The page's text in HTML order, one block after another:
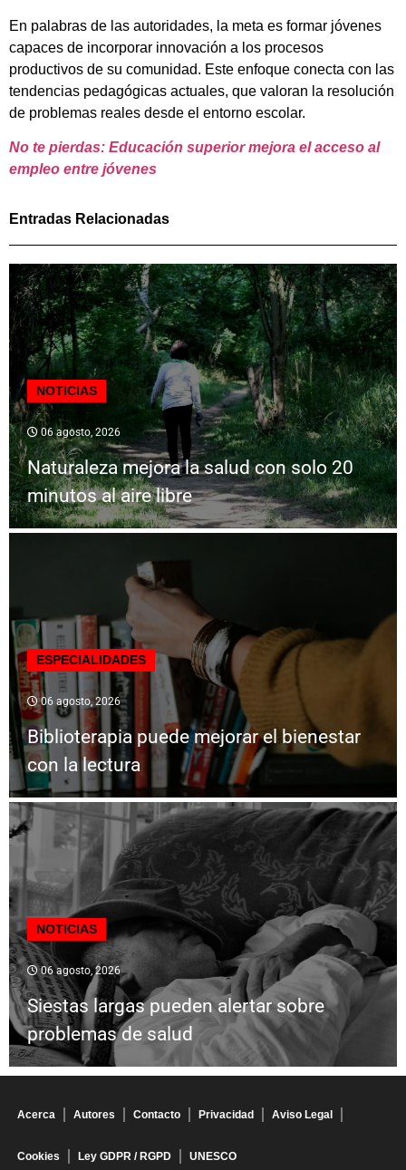
En palabras de las autoridades, la meta es formar jóvenes
capaces de incorporar innovación a los procesos
productivos de su comunidad. Este enfoque conecta con las
tendencias pedagógicas actuales, que valoran la resolución
de problemas reales desde el entorno escolar.
No te pierdas: Educación superior mejora el acceso al
empleo entre jóvenes
Entradas Relacionadas
NOTICIAS
06 agosto, 2026
Naturaleza mejora la salud con solo 20
minutos al aire libre
ESPECIALIDADES
06 agosto, 2026
Biblioterapia puede mejorar el bienestar
con la lectura
NOTICIAS
06 agosto, 2026
Siestas largas pueden alertar sobre
problemas de salud
Acerca Autores Contacto Privacidad Aviso Legal
Cookies Ley GDPR / RGPD UNESCO